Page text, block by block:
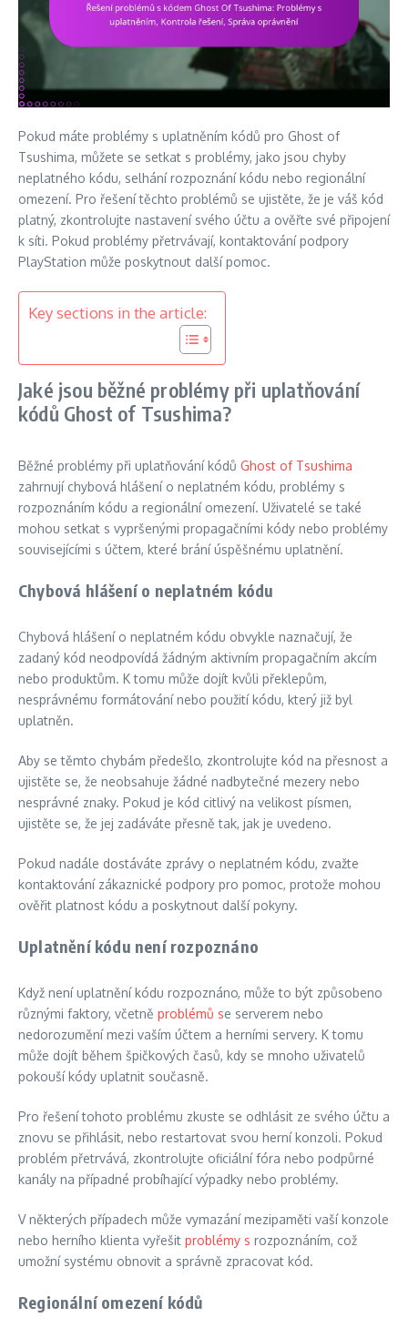
Pokud máte problémy s uplatněním kódů pro Ghost of
Tsushima, můžete se setkat s problémy, jako jsou chyby
neplatného kódu, selhání rozpoznání kódu nebo regionální
omezení. Pro řešení těchto problémů se ujistěte, že je váš kód
platný, zkontrolujte nastavení svého účtu a ověřte své připojení
k síti. Pokud problémy přetrvávají, kontaktování podpory
PlayStation může poskytnout další pomoc.
Key sections in the article:
Jaké jsou běžné problémy při uplatňování
kódů Ghost of Tsushima?
Běžné problémy při uplatňování kódů Ghost of Tsushima
zahrnují chybová hlášení o neplatném kódu, problémy s
rozpoznáním kódu a regionální omezení. Uživatelé se také
mohou setkat s vypršenými propagačními kódy nebo problémy
souvisejícími s účtem, které brání úspěšnému uplatnění.
Chybová hlášení o neplatném kódu
Chybová hlášení o neplatném kódu obvykle naznačují, že
zadaný kód neodpovídá žádným aktivním propagačním akcím
nebo produktům. K tomu může dojít kvůli překlepům,
nesprávnému formátování nebo použití kódu, který již byl
uplatněn.
Aby se těmto chybám předešlo, zkontrolujte kód na přesnost a
ujistěte se, že neobsahuje žádné nadbytečné mezery nebo
nesprávné znaky. Pokud je kód citlivý na velikost písmen,
ujistěte se, že jej zadáváte přesně tak, jak je uvedeno.
Pokud nadále dostáváte zprávy o neplatném kódu, zvažte
kontaktování zákaznické podpory pro pomoc, protože mohou
ověřit platnost kódu a poskytnout další pokyny.
Uplatnění kódu není rozpoznáno
Když není uplatnění kódu rozpoznáno, může to být způsobeno
různými faktory, včetně problémů se serverem nebo
nedorozumění mezi vaším účtem a herními servery. K tomu
může dojít během špičkových časů, kdy se mnoho uživatelů
pokouší kódy uplatnit současně.
Pro řešení tohoto problému zkuste se odhlásit ze svého účtu a
znovu se přihlásit, nebo restartovat svou herní konzoli. Pokud
problém přetrvává, zkontrolujte oficiální fóra nebo podpůrné
kanály na případné probíhající výpadky nebo problémy.
V některých případech může vymazání mezipaměti vaší konzole
nebo herního klienta vyřešit problémy s rozpoznáním, což
umožní systému obnovit a správně zpracovat kód.
Regionální omezení kódů